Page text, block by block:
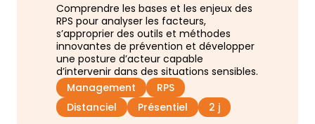
Comprendre les bases et les enjeux des
RPS pour analyser les facteurs,
s’approprier des outils et méthodes
innovantes de prévention et développer
une posture d’acteur capable
d’intervenir dans des situations sensibles.
Management
RPS
Distanciel
Présentiel 2 j